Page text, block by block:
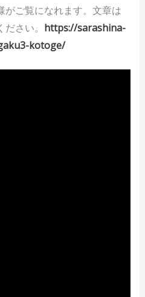
がご覧になれます。文章は
さい。 https://sarashina-
kotoge/